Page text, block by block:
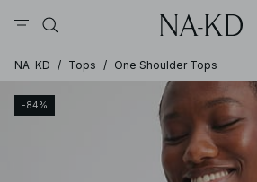
NA-KD / Tops / One Shoulder Tops
-84%